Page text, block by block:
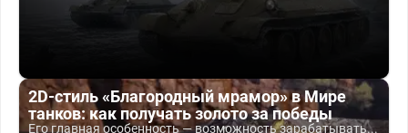
2D-стиль «Благородный мрамор» в Мире
танков: как получать золото за победы
Его главная особенность — возможность зарабатывать...